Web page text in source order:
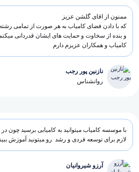
ممنون از اقای گلشن عزیز
که با دادن فضای کامیاب به هر صورت از تمامی
و بنده از سخاوت و حمایت های ایشان قدردانی
کامیاب و همکاران عزیزم دارم
نازنین پور رجب
روانشناس
با موسسه کامیاب میتوانید به کامیابی برسید چون
لازم برای توسعه فردی و رشد رو میتونید آموزش
آرزو شیروانیان